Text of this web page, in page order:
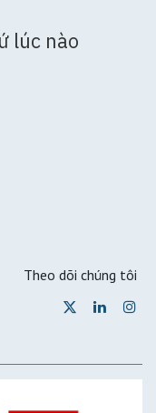
lúc nào
Theo dõi chúng tôi